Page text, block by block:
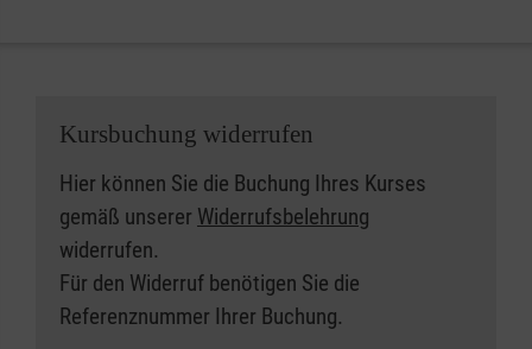
Kursbuchung widerrufen
Hier können Sie die Buchung Ihres Kurses
gemäß unserer Widerrufsbelehrung
widerrufen.
Für den Widerruf benötigen Sie die
Referenznummer Ihrer Buchung.